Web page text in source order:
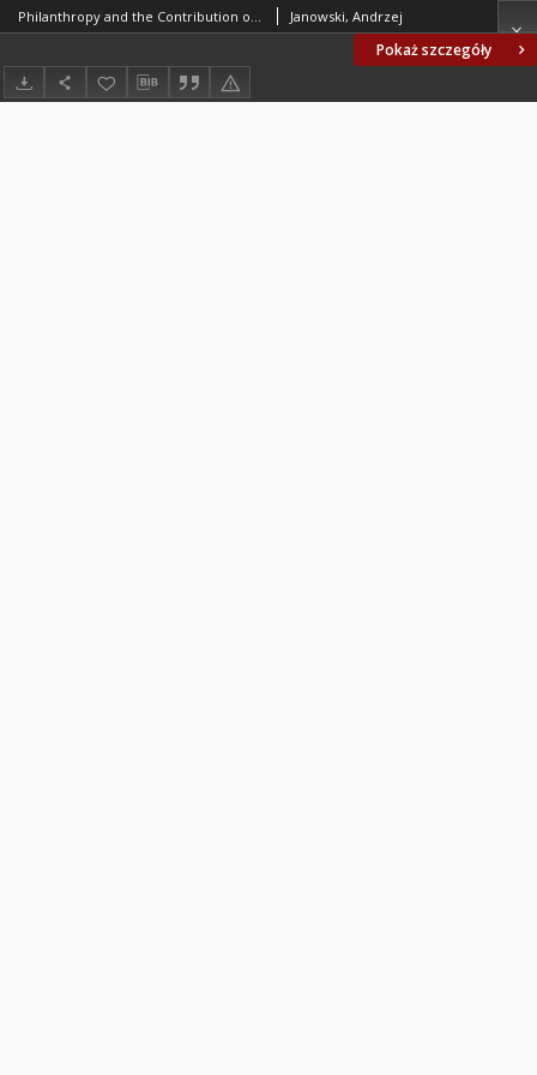
Pokaż szczegóły
Philanthropy and the Contribution of Andrew Carnegie to Corporate Social Responsibility Janowski, Andrzej